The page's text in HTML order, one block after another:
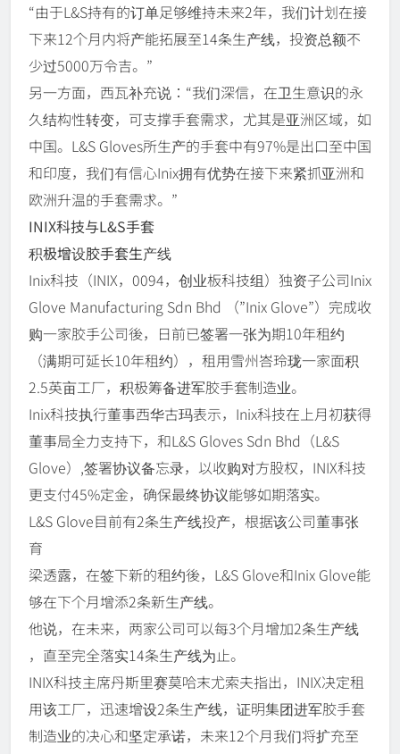
“由于L&S持有的订单足够维持未来2年，我们计划在接
下来12个月内将产能拓展至14条生产线，投资总额不
少过5000万令吉。”
另一方面，西瓦补充说：“我们深信，在卫生意识的永
久结构性转变，可支撑手套需求，尤其是亚洲区域，如
中国。L&S Gloves所生产的手套中有97%是出口至中国
和印度，我们有信心Inix拥有优势在接下来紧抓亚洲和
欧洲升温的手套需求。”
INIX科技与L&S手套
积极增设胶手套生产线
Inix科技（INIX，0094，创业板科技组）独资子公司Inix
Glove Manufacturing Sdn Bhd （”Inix Glove”）完成收
购一家胶手公司後，日前已签署一张为期10年租约
（满期可延长10年租约），租用雪州峇玲珑一家面积
2.5英亩工厂，积极筹备进军胶手套制造业。
Inix科技执行董事西华古玛表示，Inix科技在上月初获得
董事局全力支持下，和L&S Gloves Sdn Bhd（L&S
Glove）,签署协议备忘录，以收购对方股权，INIX科技
更支付45%定金，确保最终协议能够如期落实。
L&S Glove目前有2条生产线投产，根据该公司董事张
育
梁透露，在签下新的租约後，L&S Glove和Inix Glove能
够在下个月增添2条新生产线。
他说，在未来，两家公司可以每3个月增加2条生产线
，直至完全落实14条生产线为止。
INIX科技主席丹斯里赛莫哈末尤索夫指出，INIX决定租
用该工厂，迅速增设2条生产线，证明集团进军胶手套
制造业的决心和坚定承诺，未来12个月我们将扩充至